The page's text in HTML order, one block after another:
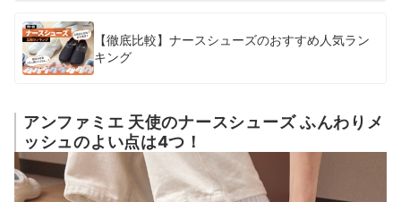
【徹底比較】ナースシューズのおすすめ人気ラン
キング
アンファミエ 天使のナースシューズ ふんわりメ
ッシュのよい点は4つ！